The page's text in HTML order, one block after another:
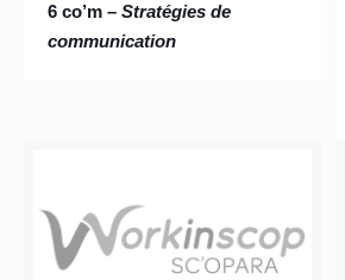
6 co’m –Stratégies de
communication